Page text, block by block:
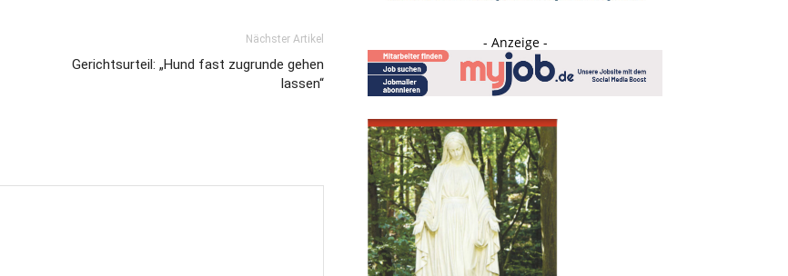
Nächster Artikel
Gerichtsurteil: „Hund fast zugrunde gehen
lassen“
- Anzeige -